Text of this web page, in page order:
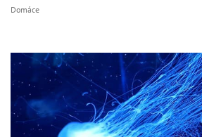
Domáce